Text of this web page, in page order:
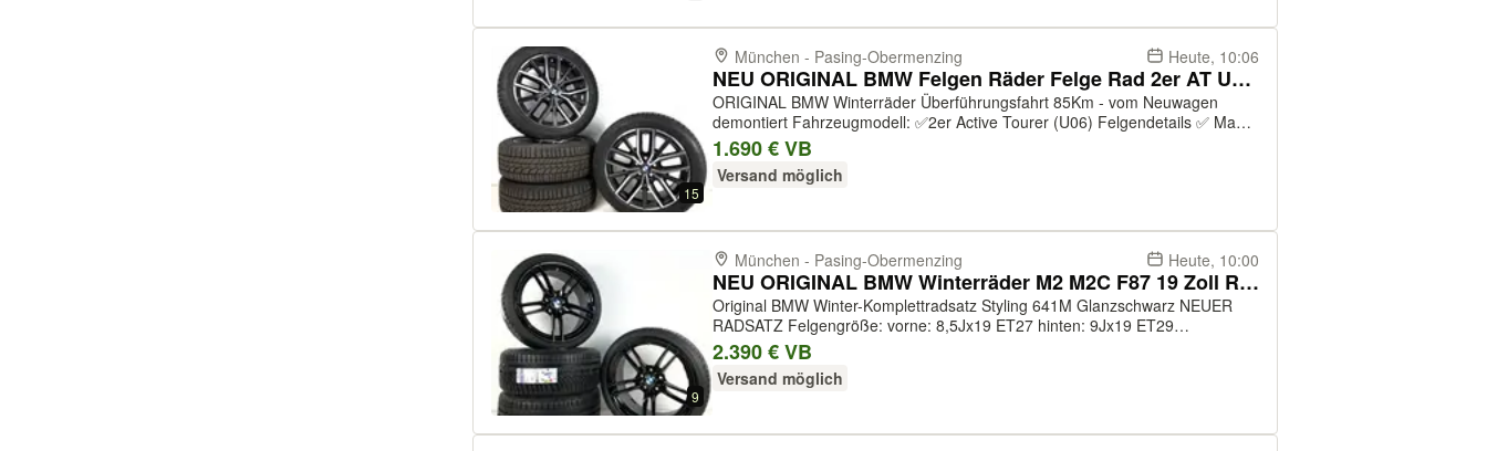
15
München - Pasing-Obermenzing Heute, 10:06
NEU ORIGINAL BMW Felgen Räder Felge Rad 2er AT U06 18 Zoll 838M
ORIGINAL BMW Winterräder Überführungsfahrt 85Km - vom Neuwagen
demontiert Fahrzeugmodell: ✅2er Active Tourer (U06) Felgendetails ✅ Maße:
vorne 7,5Jx18 ET50 ✅ Zustand: Neuwertig - Überführungsfahrt ✅
Felgenhersteller: BMW ✅ Herstellernummer: 361...
1.690 € VB
Versand möglich
9
München - Pasing-Obermenzing Heute, 10:00
NEU ORIGINAL BMW Winterräder M2 M2C F87 19 Zoll RDCi 641M 641
Original BMW Winter-Komplettradsatz Styling 641M Glanzschwarz NEUER
RADSATZ Felgengröße: vorne: 8,5Jx19 ET27 hinten: 9Jx19 ET29
Reifenhersteller: Michelin Pilot Alpin 4 mit BMW-Sternmarkierung
Reifengröße: vorne: 235/35 R19 91V XL Kraftstoffe...
2.390 € VB
Versand möglich